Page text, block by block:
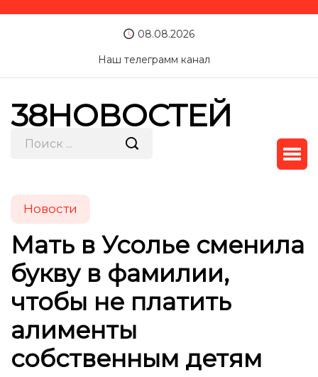
08.08.2026
Наш телеграмм канал
38НОВОСТЕЙ
Новости
Мать в Усолье сменила
букву в фамилии,
чтобы не платить
алименты
собственным детям